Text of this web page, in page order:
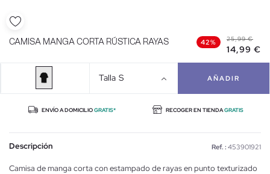
CAMISA MANGA CORTA RÚSTICA RAYAS 42% 25,99 €
14,99 €
Talla S AÑADIR
ENVÍO A DOMICILIOGRATIS* RECOGER EN TIENDAGRATIS
Descripción Ref. : 453901921
Camisa de manga corta con estampado de rayas en punto texturizado